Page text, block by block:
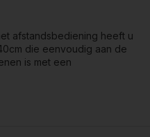
afstandsbediening heeft u
die eenvoudig aan de
is met een